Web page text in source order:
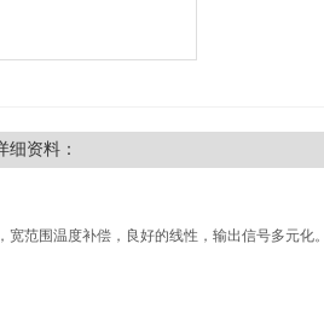
细资料：
范围温度补偿，良好的线性，输出信号多元